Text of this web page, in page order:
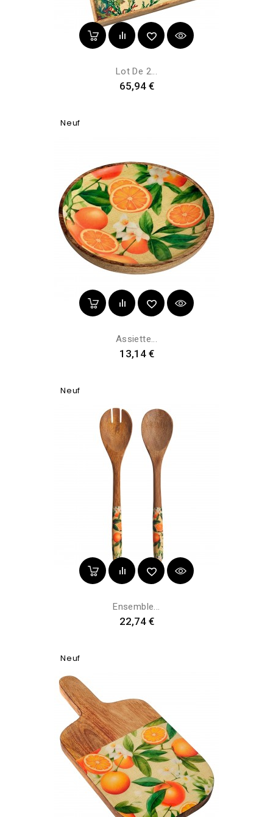
Lot De 2...
Prix
65,94 €
Neuf
Assiette...
Prix
13,14 €
Neuf
Ensemble...
Prix
22,74 €
Neuf